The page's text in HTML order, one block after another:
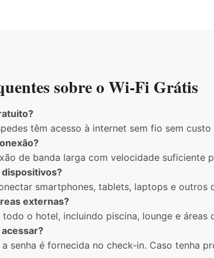
sobre o Wi‑Fi Grátis
têm acesso à internet sem fio sem
de banda larga com velocidade suficiente
smartphones, tablets, laptops e outros
externas?
o hotel, incluindo piscina, lounge e áreas
senha é fornecida no check‑in. Caso tenha